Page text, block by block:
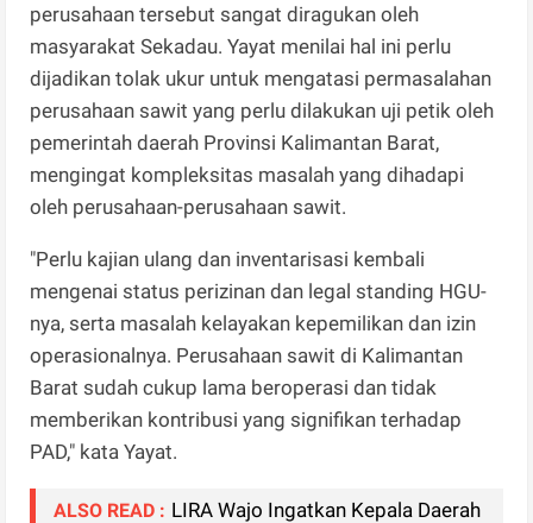
perusahaan tersebut sangat diragukan oleh
masyarakat Sekadau. Yayat menilai hal ini perlu
dijadikan tolak ukur untuk mengatasi permasalahan
perusahaan sawit yang perlu dilakukan uji petik oleh
pemerintah daerah Provinsi Kalimantan Barat,
mengingat kompleksitas masalah yang dihadapi
oleh perusahaan-perusahaan sawit.
"Perlu kajian ulang dan inventarisasi kembali
mengenai status perizinan dan legal standing HGU-
nya, serta masalah kelayakan kepemilikan dan izin
operasionalnya. Perusahaan sawit di Kalimantan
Barat sudah cukup lama beroperasi dan tidak
memberikan kontribusi yang signifikan terhadap
PAD," kata Yayat.
ALSO READ : LIRA Wajo Ingatkan Kepala Daerah